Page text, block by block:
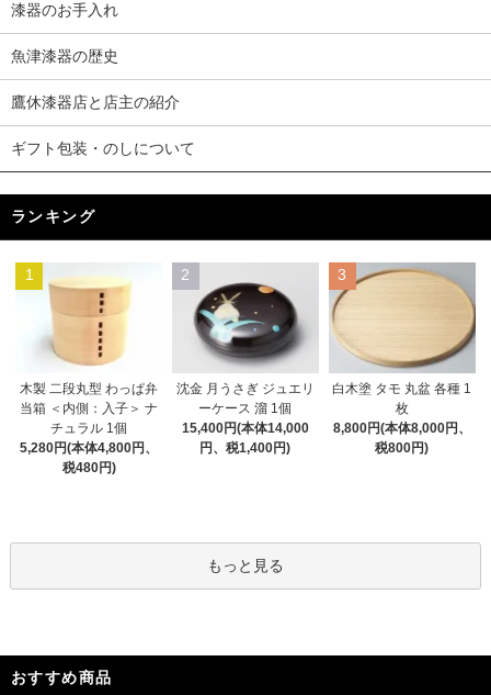
漆器のお手入れ
魚津漆器の歴史
鷹休漆器店と店主の紹介
ギフト包装・のしについて
ランキング
1
木製 二段丸型 わっぱ弁
当箱 ＜内側：入子＞ ナ
チュラル 1個
5,280円(本体4,800円、
税480円)
2
沈金 月うさぎ ジュエリ
ーケース 溜 1個
15,400円(本体14,000
円、税1,400円)
3
白木塗 タモ 丸盆 各種 1
枚
8,800円(本体8,000円、
税800円)
もっと見る
おすすめ商品